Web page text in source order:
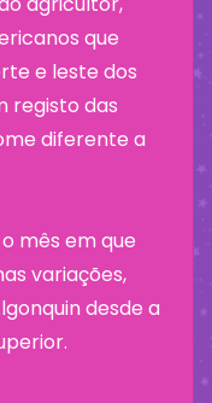
que
e leste dos
registo das
diferente a
mês em que
variações,
desde a